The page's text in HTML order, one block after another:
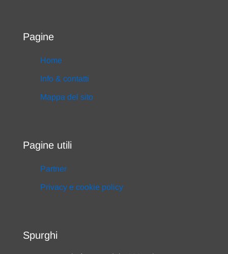
Pagine
Home
Info & contatti
Mappa del sito
Pagine utili
Partner
Privacy e cookie policy
Spurghi